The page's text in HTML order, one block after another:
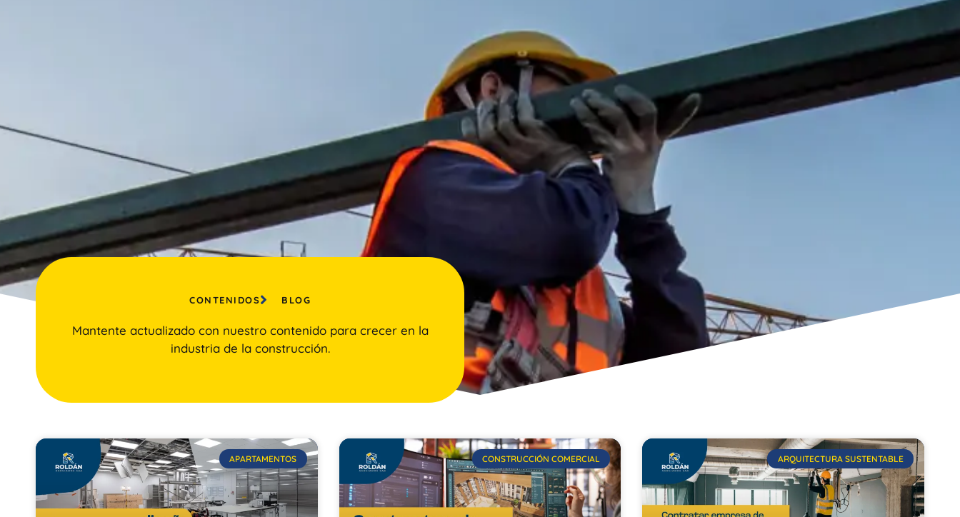
CONTENIDOS BLOG
Mantente actualizado con nuestro contenido para crecer en la
industria de la construcción.
APARTAMENTOS CONSTRUCCIÓN COMERCIAL ARQUITECTURA SUSTENTABLE